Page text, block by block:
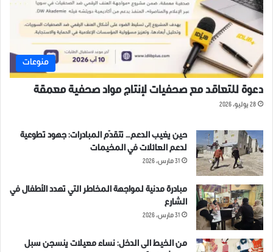
منوعات
دعوة للتعاقد مع صحفيات لإنتاج مواد صحفية معمقة
28 يوليو، 2026
حين يغيب الدعم… تتقدّم المبادرات: جهود تطوعية
لدعم العائلات في المخيمات
31 مارس، 2026
مبادرة مدنية لمواجهة المخاطر التي تهدد الأطفال في
الشارع
31 مارس، 2026
من الخيط الى الدخل: نساء معيلات ينسجن سبل